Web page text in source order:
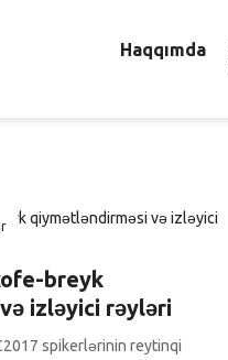
Haqqımda
breyk
izləyici rəyləri
spikerlərinin reytinqi